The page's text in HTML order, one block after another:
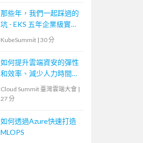
那些年，我們一起踩過的
坑 - EKS 五年企業級實戰
KubeSummit | 30 分
如何提升雲端資安的彈性
和效率、減少人力時間與
Cloud Summit 臺灣雲端大會 |
27 分
如何透過Azure快速打造
MLOPS